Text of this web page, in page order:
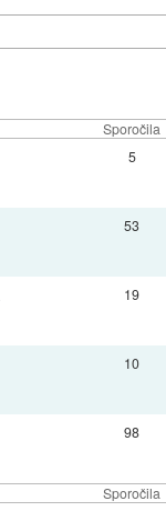
Sporočila
Sporočila
5
53
19
10
98